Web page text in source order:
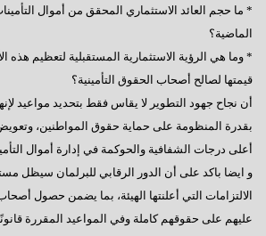
* ما حجم العائد الاستثماري المحقق من أموال
الماضية؟
* ⁠وما هي الرؤية الاستثمارية المستقبلية لتعظيم هذه
قيمتها لصالح أصحاب الحقوق التأمينية؟
أن نجاح جهود التطوير لا يقاس فقط بتحديد مواعيد
بقدرة المنظومة على حماية حقوق المواطنين،
أعلى درجات الشفافية والحوكمة في إدارة أموال
و ايضا باكد على أن الدور الرقابي للبرلمان سيظل
الالتزامات التي أعلنتها الهيئة، بما يضمن حصول
عليهم على حقوقهم كاملة وفي المواعيد المقررة